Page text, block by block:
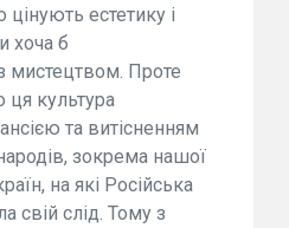
естетику і
хоча б
мистецтвом. Проте
ця культура
та витісненням
зокрема нашої
на які Російська
свій слід. Тому з